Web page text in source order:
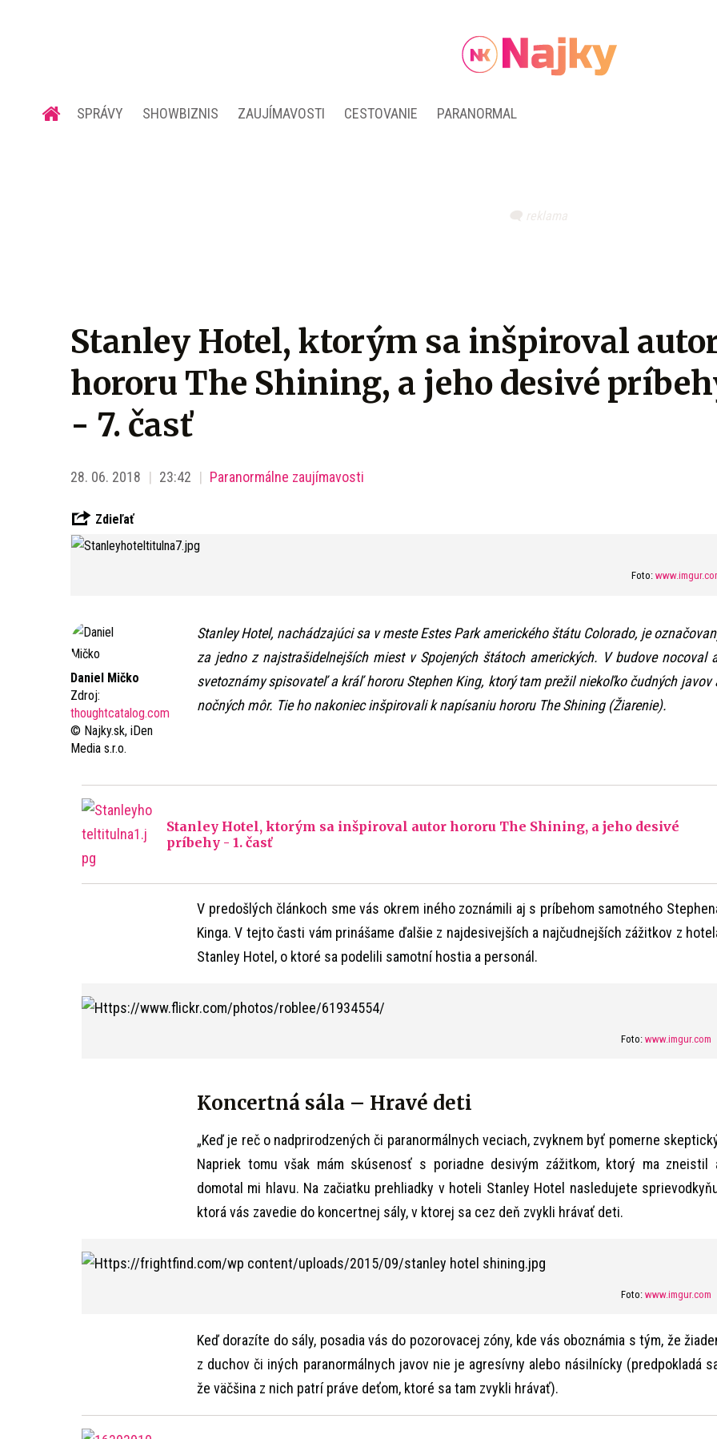
SPRÁVY SHOWBIZNIS ZAUJÍMAVOSTI CESTOVANIE PARANORMAL
Stanley Hotel, ktorým sa inšpiroval
hororu The Shining, a jeho desivé
- 7. časť
28. 06. 2018 23:42 Paranormálne zaujímavosti
Zdieľať
Foto:
Daniel Mičko
Zdroj:
thoughtcatalog.com
© Najky.sk, iDen
Media s.r.o.
Stanley Hotel, nachádzajúci sa v meste Estes Park amerického štátu Colorado, je
za jedno z najstrašidelnejších miest v Spojených štátoch amerických. V budove nocoval
svetoznámy spisovateľ a kráľ hororu Stephen King, ktorý tam prežil niekoľko čudných javov
nočných môr. Tie ho nakoniec inšpirovali k napísaniu hororu The Shining (Žiarenie).
Stanley Hotel, ktorým sa inšpiroval autor hororu The Shining, a jeho desivé
príbehy - 1. časť
V predošlých článkoch sme vás okrem iného zoznámili aj s príbehom samotného
Kinga. V tejto časti vám prinášame ďalšie z najdesivejších a najčudnejších zážitkov z
Stanley Hotel, o ktoré sa podelili samotní hostia a personál.
Foto: www.imgur.com
Koncertná sála – Hravé deti
„Keď je reč o nadprirodzených či paranormálnych veciach, zvyknem byť pomerne
Napriek tomu však mám skúsenosť s poriadne desivým zážitkom, ktorý ma zneistil
domotal mi hlavu. Na začiatku prehliadky v hoteli Stanley Hotel nasledujete
ktorá vás zavedie do koncertnej sály, v ktorej sa cez deň zvykli hrávať deti.
Foto: www.imgur.com
Keď dorazíte do sály, posadia vás do pozorovacej zóny, kde vás oboznámia s tým, že
z duchov či iných paranormálnych javov nie je agresívny alebo násilnícky (predpokladá
že väčšina z nich patrí práve deťom, ktoré sa tam zvykli hrávať).